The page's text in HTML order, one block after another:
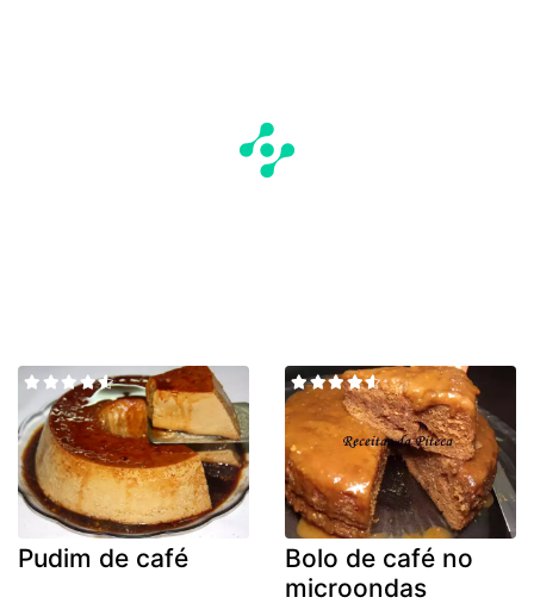
Pudim de café
Bolo de café no
microondas